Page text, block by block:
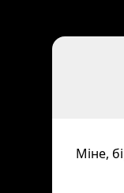
Міне,